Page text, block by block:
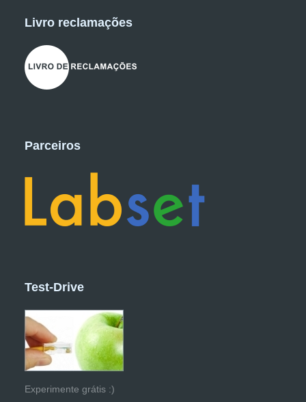
Livro reclamações
Parceiros
Test-Drive
Experimente grátis :)